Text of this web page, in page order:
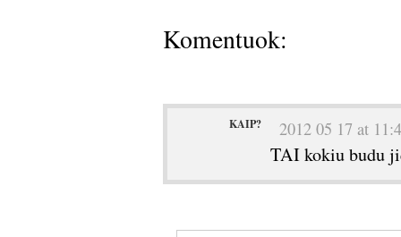
Komentuok:
KAIP? 2012 05 17 at
TAI kokiu budu